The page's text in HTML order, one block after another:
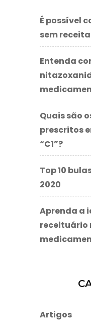
É possível
sem
Entenda
Quais são
prescritos
“C1”?
Top 10
2020
Aprenda a
receituário
Artigos